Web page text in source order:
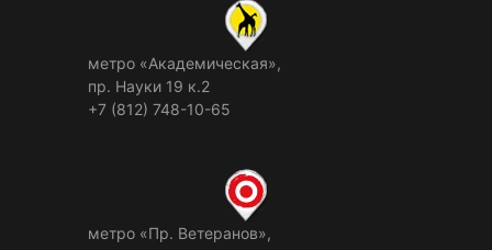
метро «Академическая»,
пр. Науки 19 к.2
+7 (812) 748-10-65
метро «Пр. Ветеранов»,